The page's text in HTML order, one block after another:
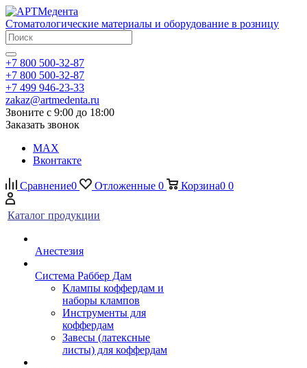
Стоматологические материалы и оборудование в розницу
+7 800 500-32-87
+7 800 500-32-87
+7 499 946-23-33
zakaz@artmedenta.ru
Звоните с 9:00 до 18:00
Заказать звонок
MAX
Вконтакте
Сравнение0 Отложенные 0 Корзина0 0
Каталог продукции
Анестезия
Система Раббер Дам
Клампы коффердам и
наборы клампов
Инструменты для
коффердам
Завесы (латексные
листы) для коффердам